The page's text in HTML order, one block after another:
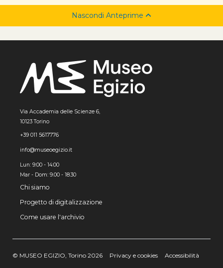
Nascondi Anteprime
Via Accademia delle Scienze 6,
10123 Torino
+39 011 5617776
info@museoegizio.it
Lun: 9:00 - 14:00
Mar - Dom: 9.00 - 18.30
Chi siamo
Progetto di digitalizzazione
Come usare l'archivio
© MUSEO EGIZIO, Torino 2026 Privacy e cookies
Accessibilità